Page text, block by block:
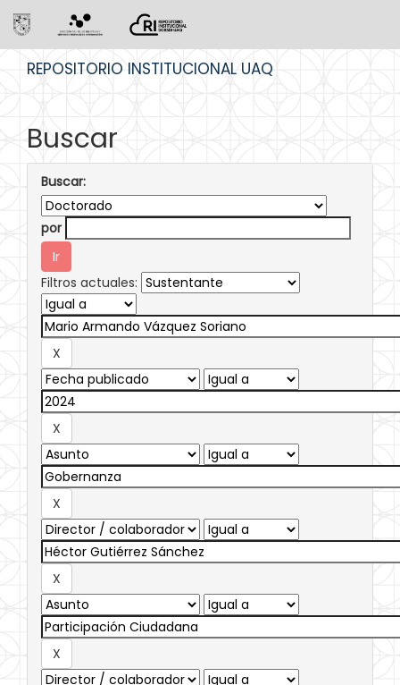
REPOSITORIO INSTITUCIONAL UAQ
Buscar
Buscar:
por
Filtros actuales: